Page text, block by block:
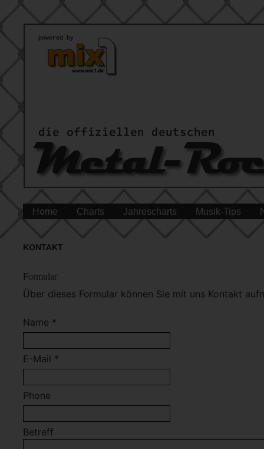
Home Charts Jahrescharts Musik-Tips
KONTAKT
Formular
Über dieses Formular können Sie mit uns Kontakt
Name *
E-Mail *
Phone
Betreff